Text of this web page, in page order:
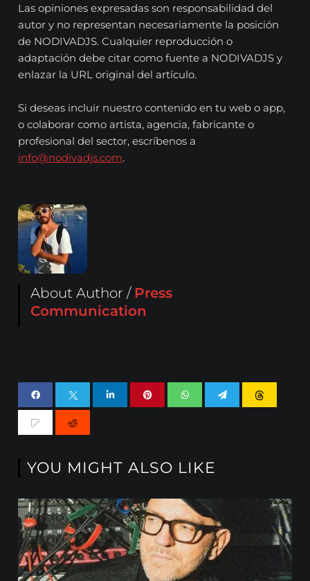
Las opiniones expresadas son responsabilidad del
autor y no representan necesariamente la posición
de NODIVADJS. Cualquier reproducción o
adaptación debe citar como fuente a NODIVADJS y
enlazar la URL original del artículo.
Si deseas incluir nuestro contenido en tu web o app,
o colaborar como artista, agencia, fabricante o
profesional del sector, escríbenos a
info@nodivadjs.com.
About Author / Press
Communication
YOU MIGHT ALSO LIKE